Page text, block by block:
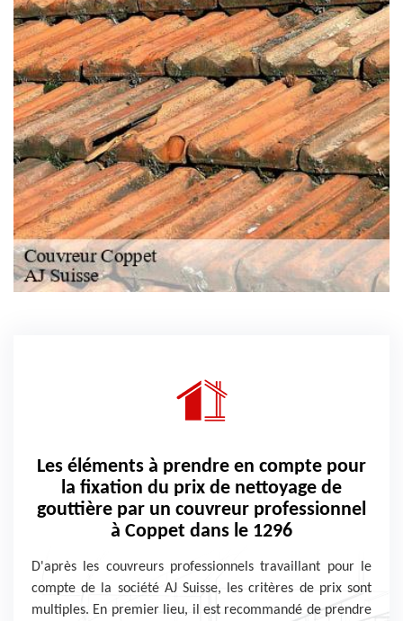
Les éléments à prendre en compte pour
la fixation du prix de nettoyage de
gouttière par un couvreur professionnel
à Coppet dans le 1296
D'après les couvreurs professionnels travaillant pour le
compte de la société AJ Suisse, les critères de prix sont
multiples. En premier lieu, il est recommandé de prendre